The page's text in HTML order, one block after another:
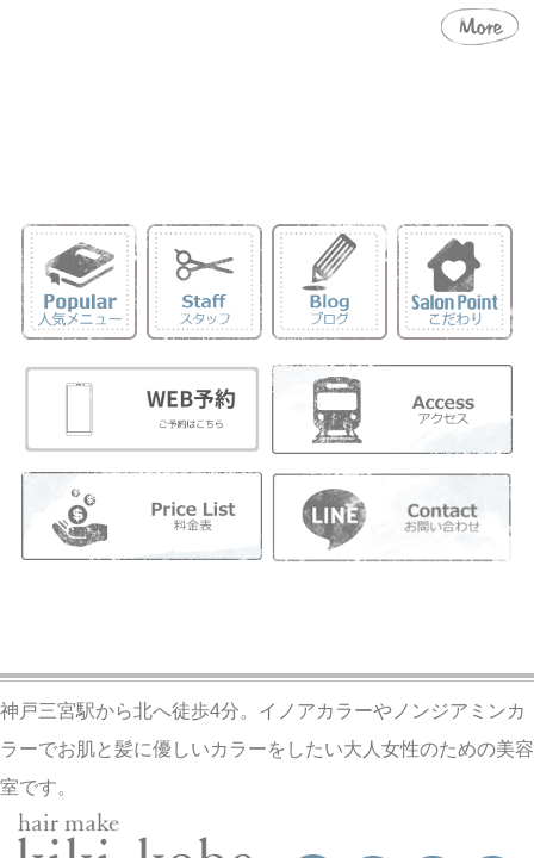
神戸三宮駅から北へ徒歩4分。イノアカラーやノンジアミンカ
ラーでお肌と髪に優しいカラーをしたい大人女性のための美容
室です。